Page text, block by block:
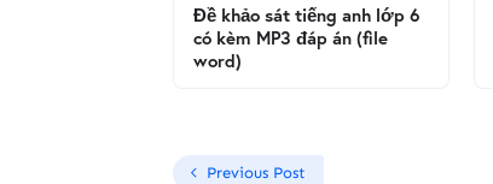
Đề khảo sát tiếng anh lớp 6
có kèm MP3 đáp án (file
word)
Previous Post